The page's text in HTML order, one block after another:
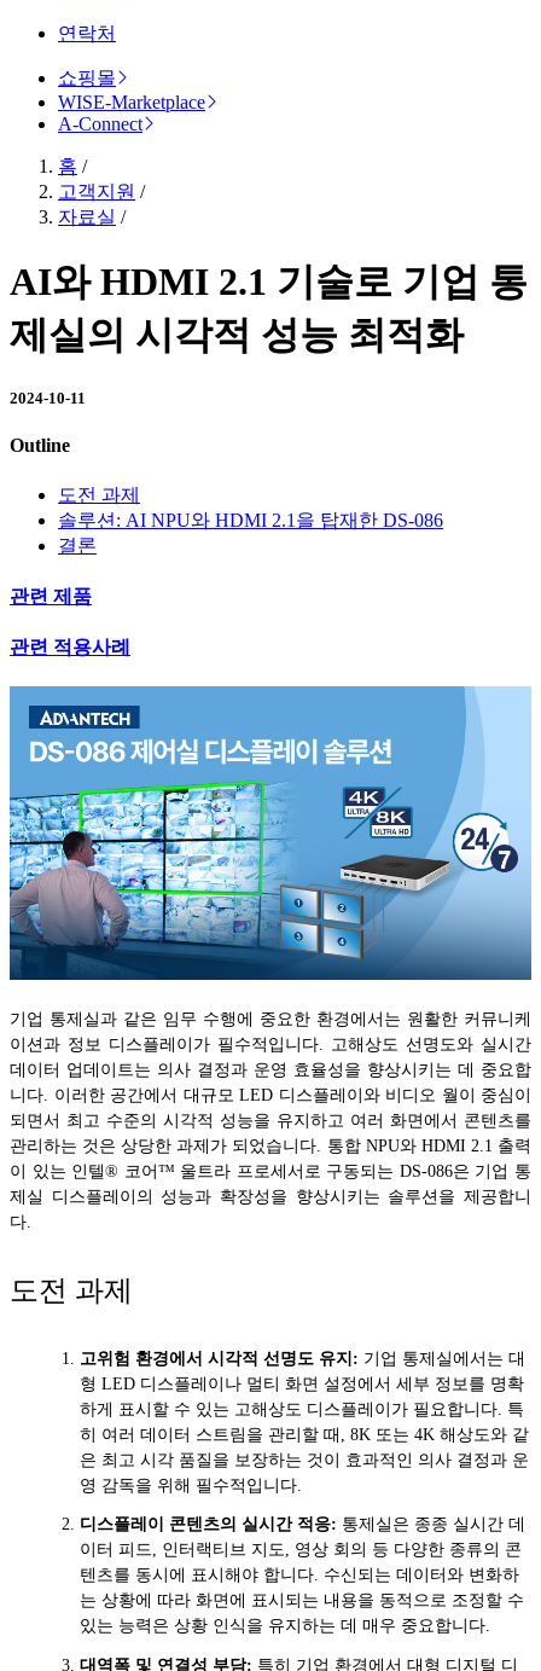
연락처
쇼핑몰
WISE-Marketplace
A-Connect
홈 /
고객지원 /
자료실 /
AI와 HDMI 2.1 기술로 기업 통
제실의 시각적 성능 최적화
2024-10-11
Outline
도전 과제
솔루션: AI NPU와 HDMI 2.1을 탑재한 DS-086
결론
관련 제품
관련 적용사례
기업 통제실과 같은 임무 수행에 중요한 환경에서는 원활한 커뮤니케
이션과 정보 디스플레이가 필수적입니다. 고해상도 선명도와 실시간
데이터 업데이트는 의사 결정과 운영 효율성을 향상시키는 데 중요합
니다. 이러한 공간에서 대규모 LED 디스플레이와 비디오 월이 중심이
되면서 최고 수준의 시각적 성능을 유지하고 여러 화면에서 콘텐츠를
관리하는 것은 상당한 과제가 되었습니다. 통합 NPU와 HDMI 2.1 출력
이 있는 인텔® 코어™ 울트라 프로세서로 구동되는 DS-086은 기업 통
제실 디스플레이의 성능과 확장성을 향상시키는 솔루션을 제공합니
다.
도전 과제
고위험 환경에서 시각적 선명도 유지: 기업 통제실에서는 대
형 LED 디스플레이나 멀티 화면 설정에서 세부 정보를 명확
하게 표시할 수 있는 고해상도 디스플레이가 필요합니다. 특
히 여러 데이터 스트림을 관리할 때, 8K 또는 4K 해상도와 같
은 최고 시각 품질을 보장하는 것이 효과적인 의사 결정과 운
영 감독을 위해 필수적입니다.
디스플레이 콘텐츠의 실시간 적응: 통제실은 종종 실시간 데
이터 피드, 인터랙티브 지도, 영상 회의 등 다양한 종류의 콘
텐츠를 동시에 표시해야 합니다. 수신되는 데이터와 변화하
는 상황에 따라 화면에 표시되는 내용을 동적으로 조정할 수
있는 능력은 상황 인식을 유지하는 데 매우 중요합니다.
대역폭 및 연결성 부담: 특히 기업 환경에서 대형 디지털 디